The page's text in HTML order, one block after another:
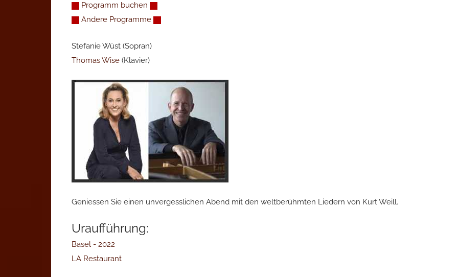
Programm buchen
Andere Programme
Stefanie Wüst (Sopran)
Thomas Wise (Klavier)
Geniessen Sie einen unvergesslichen Abend mit den weltberühmten Liedern von Kurt Weill.
Uraufführung:
Basel - 2022
LA Restaurant